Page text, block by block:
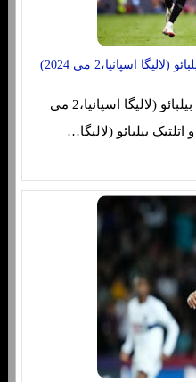
اسپانیا،2 می 2024)
شرط بندی بازی ختافه و اتلتیک بیلبائو (لالیگا اسپانیا،2 می